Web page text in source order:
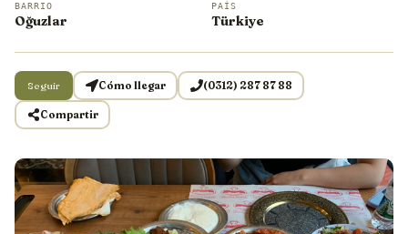
BARRIO
Oğuzlar
PAÍS
Türkiye
Seguir Cómo llegar (0312) 287 87 88
Compartir